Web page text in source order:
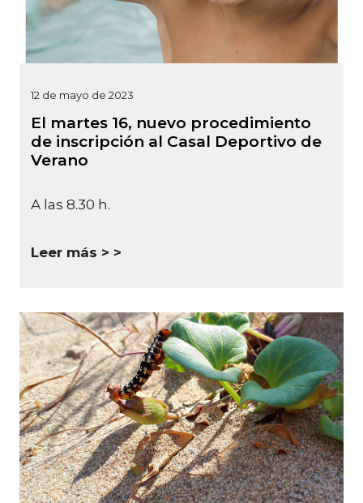
12 de mayo de 2023
El martes 16, nuevo procedimiento
de inscripción al Casal Deportivo de
Verano
A las 8.30 h.
Leer más >